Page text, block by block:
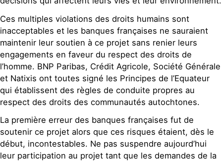
Ces multiples violations des droits humains sont
inacceptables et les banques françaises ne sauraient
maintenir leur soutien à ce projet sans renier leurs
engagements en faveur du respect des droits de
l’homme. BNP Paribas, Crédit Agricole, Société Générale
et Natixis ont toutes signé les Principes de l’Equateur
qui établissent des règles de conduite propres au
respect des droits des communautés autochtones.
La première erreur des banques françaises fut de
soutenir ce projet alors que ces risques étaient, dès le
début, incontestables. Ne pas suspendre aujourd’hui
leur participation au projet tant que les demandes de la